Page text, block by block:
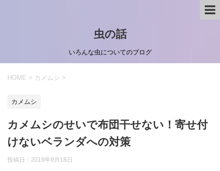
虫の話
いろんな虫についてのブログ
HOME > カメムシ >
カメムシ
カメムシのせいで布団干せない！寄せ付
けないベランダへの対策
投稿日： 2019年9月18日